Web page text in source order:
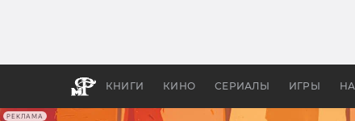
РЕКЛАМА
КНИГИ КИНО СЕРИАЛЫ ИГРЫ